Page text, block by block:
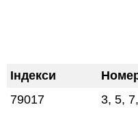
Індекси
79017
3, 5,